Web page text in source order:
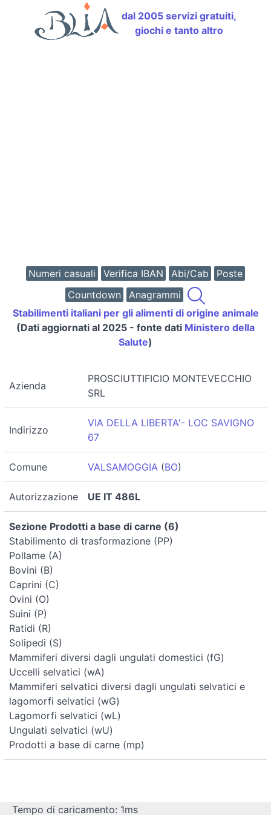
dal 2005 servizi gratuiti,
giochi e tanto altro
Numeri casuali Verifica IBAN Abi/Cab
Poste
Countdown
Anagrammi
Stabilimenti italiani per gli alimenti di origine animale
(Dati aggiornati al 2025 - fonte dati Ministero della
Salute)
Azienda
PROSCIUTTIFICIO MONTEVECCHIO
SRL
Indirizzo
VIA DELLA LIBERTA'- LOC SAVIGNO
67
Comune VALSAMOGGIA (BO)
Autorizzazione UE IT 486L
Sezione Prodotti a base di carne (6)
Stabilimento di trasformazione (PP)
Pollame (A)
Bovini (B)
Caprini (C)
Ovini (O)
Suini (P)
Ratidi (R)
Solipedi (S)
Mammiferi diversi dagli ungulati domestici (fG)
Uccelli selvatici (wA)
Mammiferi selvatici diversi dagli ungulati selvatici e
lagomorfi selvatici (wG)
Lagomorfi selvatici (wL)
Ungulati selvatici (wU)
Prodotti a base di carne (mp)
Tempo di caricamento: 1ms